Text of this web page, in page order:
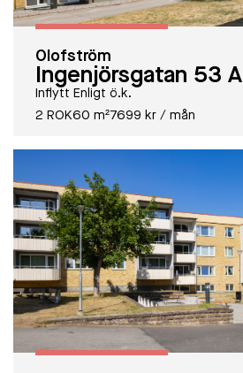
Olofström
Ingenjörsgatan 53 A
Inflytt Enligt ö.k.
2 ROK60 m²7699 kr / mån